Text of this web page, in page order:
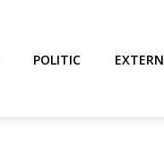
POLITIC EXTERN